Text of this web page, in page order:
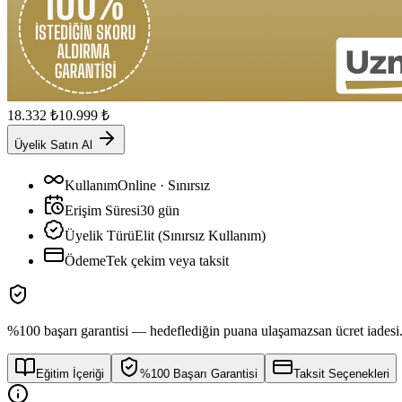
18.332 ₺10.999 ₺
Üyelik Satın Al
KullanımOnline · Sınırsız
Erişim Süresi30 gün
Üyelik TürüElit (Sınırsız Kullanım)
ÖdemeTek çekim veya taksit
%100 başarı garantisi — hedeflediğin puana ulaşamazsan ücret iadesi.
Eğitim İçeriği %100 Başarı Garantisi Taksit Seçenekleri